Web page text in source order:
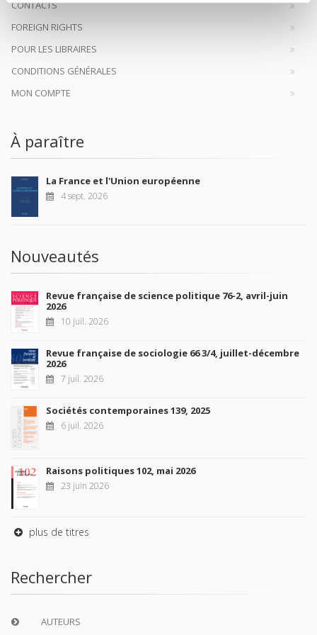
CONTACTS
FOREIGN RIGHTS
POUR LES LIBRAIRES
CONDITIONS GÉNÉRALES
MON COMPTE
À paraître
La France et l'Union européenne
4 sept. 2026
Nouveautés
Revue française de science politique 76-2, avril-juin
2026
10 juil. 2026
Revue française de sociologie 66 3/4, juillet-décembre
2026
7 juil. 2026
Sociétés contemporaines 139, 2025
6 juil. 2026
Raisons politiques 102, mai 2026
23 juin 2026
plus de titres
Rechercher
AUTEURS